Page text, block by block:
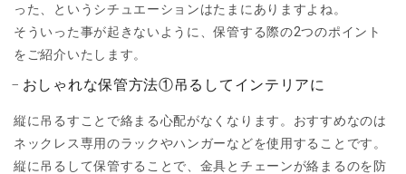
った、というシチュエーションはたまにありますよね。
そういった事が起きないように、保管する際の2つのポイント
をご紹介いたします。
おしゃれな保管方法①吊るしてインテリアに
縦に吊るすことで絡まる心配がなくなります。おすすめなのは
ネックレス専用のラックやハンガーなどを使用することです。
縦に吊るして保管することで、金具とチェーンが絡まるのを防